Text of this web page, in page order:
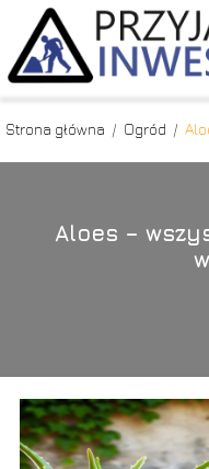
Strona główna / Ogród /
Aloes –